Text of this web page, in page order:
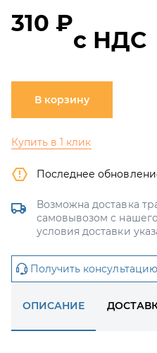
310 ₽
с НДС
В корзину
Купить в 1 клик
Последнее
Возможна доставка
самовывозом с
условия доставки
Получить
ОПИСАНИЕ